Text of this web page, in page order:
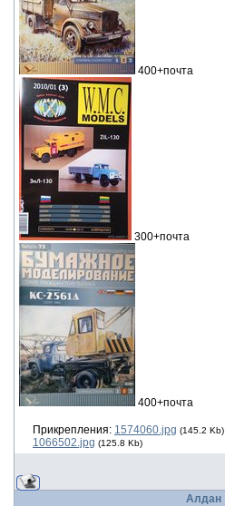
400+почта
300+почта
400+почта
Прикрепления: 1574060.jpg (145.2 Kb)
1066502.jpg (125.8 Kb)
Алдан